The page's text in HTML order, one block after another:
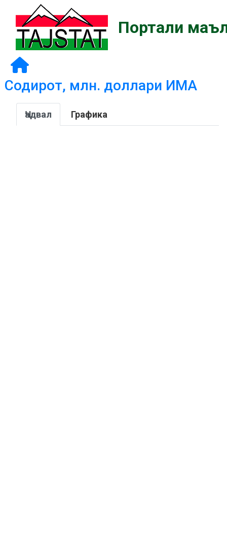
Портали
Содирот, млн. доллари ИМА
Ҷадвал Графика